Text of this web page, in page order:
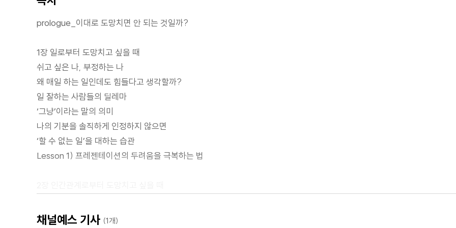
prologue_이대로 도망치면 안 되는 것일까?
1장 일로부터 도망치고 싶을 때
쉬고 싶은 나, 부정하는 나
왜 매일 하는 일인데도 힘들다고 생각할까?
일 잘하는 사람들의 딜레마
‘그냥’이라는 말의 의미
나의 기분을 솔직하게 인정하지 않으면
‘할 수 없는 일’을 대하는 습관
Lesson 1) 프레젠테이션의 두려움을 극복하는 법
직장에 불편하고 싫은 사람이 있다면
채널예스 기사 (1개)